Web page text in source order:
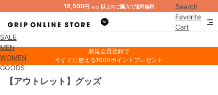
16,500円 （税込） 以上のご購入で送料無料
Search
Favorite
Cart
SALE
MEN
WOMEN
GOODS
新規会員登録で
今すぐに使える1000ポイントプレゼント
【アウトレット】グッズ